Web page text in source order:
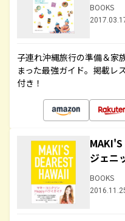
BOOKS
子連れ沖縄旅行の準備＆家
まった最強ガイド。掲載レ
付き！
ジェニ
BOOKS